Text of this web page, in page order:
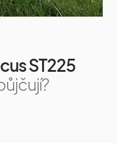
ST225